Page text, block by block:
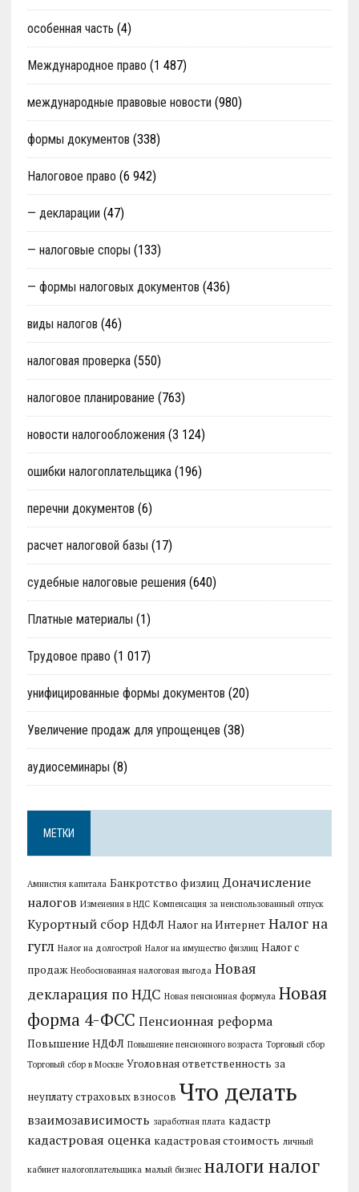
особенная часть (4)
Международное право (1 487)
международные правовые новости (980)
формы документов (338)
Налоговое право (6 942)
— декларации (47)
— налоговые споры (133)
— формы налоговых документов (436)
виды налогов (46)
налоговая проверка(550)
налоговое планирование (763)
новости налогообложения (3 124)
ошибки налогоплательщика(196)
перечни документов (6)
расчет налоговой базы (17)
судебные налоговые решения (640)
Платные материалы (1)
Трудовое право (1 017)
унифицированные формы документов (20)
Увеличение продаж для упрощенцев (38)
аудиосеминары (8)
МЕТКИ
Амнистия капитала Банкротство физлиц Доначисление
налогов Изменения в НДС Компенсация за неиспользованный отпуск
Курортный сбор НДФЛ Налог на Интернет Налог на
гугл Налог на долгострой Налог на имущество физлиц Налог с
продаж Необоснованная налоговая выгода Новая
декларация по НДС Новая пенсионная формула Новая
форма 4-ФСС Пенсионная реформа
Повышение НДФЛ Повышение пенсионного возраста Торговый сбор
Торговый сбор в Москве Уголовная ответственность за
неуплату страховых взносов Что делать
взаимозависимость заработная плата кадастр
кадастровая оценка кадастровая стоимость личный
кабинет налогоплательщика малый бизнес налоги налог